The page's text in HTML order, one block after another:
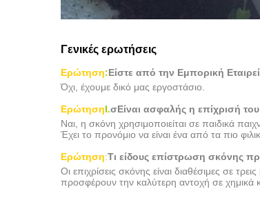
Γενικές ερωτήσεις
Ερώτηση:Είστε από την Εμπορική
Όχι, έχουμε δικό μας εργοστάσιο.
ΕρώτησηΙ.σΕίναι ασφαλής η επίχρισή
Ναι, η σκόνη χρησιμοποιείται σε παιδικά
Έχει το προνόμιο να είναι ένα από τα πιο
Ερώτηση:Τι είδους επίστρωση σκόνης
Οι επιχρίσεις σκόνης είναι διαθέσιμες σε
προσφέρουν την καλύτερη αντοχή σε χημικά